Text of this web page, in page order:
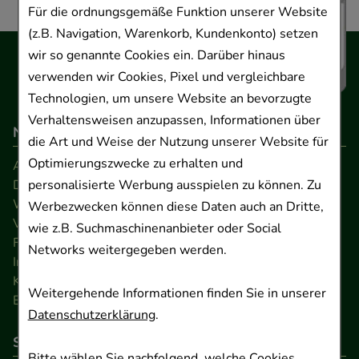
Für die ordnungsgemäße Funktion unserer Website
(z.B. Navigation, Warenkorb, Kundenkonto) setzen
wir so genannte Cookies ein. Darüber hinaus
verwenden wir Cookies, Pixel und vergleichbare
Technologien, um unsere Website an bevorzugte
Verhaltensweisen anzupassen, Informationen über
die Art und Weise der Nutzung unserer Website für
Optimierungszwecke zu erhalten und
personalisierte Werbung ausspielen zu können. Zu
Werbezwecken können diese Daten auch an Dritte,
wie z.B. Suchmaschinenanbieter oder Social
Networks weitergegeben werden.
Weitergehende Informationen finden Sie in unserer
Datenschutzerklärung.
Navigation
AGB
Datenschutz
Widerrufsrecht
Versandkosten
FAQ
Impressum
Kontakt
Barrierefreiheitserklärung
So können Sie bezahlen